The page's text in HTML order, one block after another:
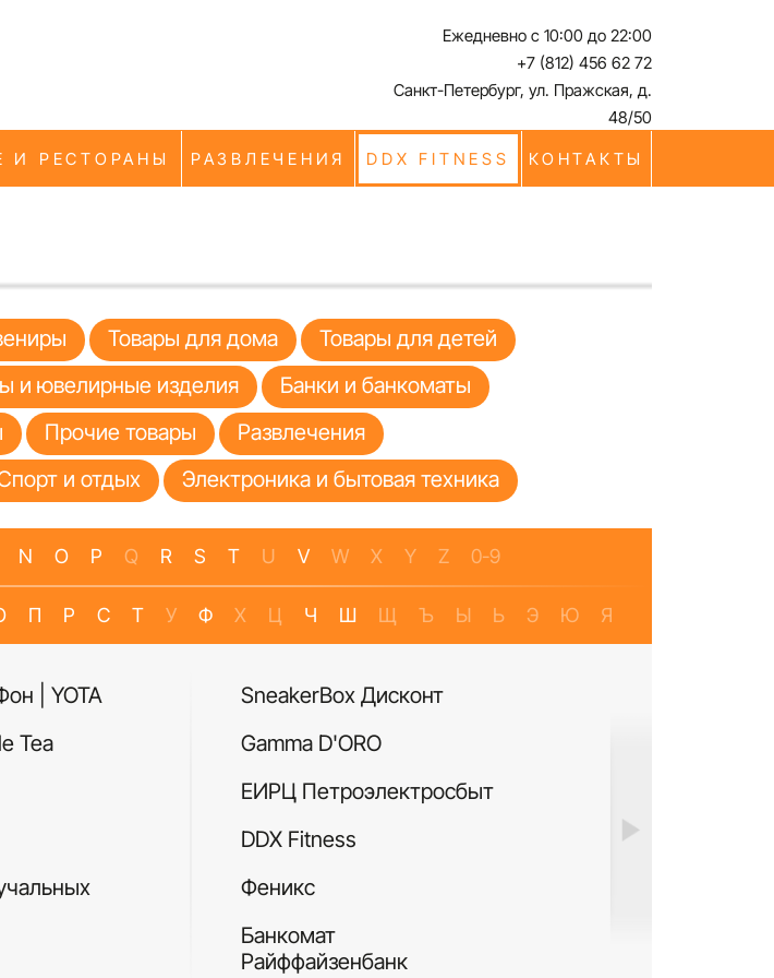
Ежедневно с 10:00 до 22:00
+7 (812) 456 62 72
Санкт-Петербург, ул. Пражская, д.
48/50
И РЕСТОРАНЫ РАЗВЛЕЧЕНИЯ DDX FITNESS КОНТАКТЫ
Товары для дома
Товары для детей
и ювелирные изделия
Банки и банкоматы
Прочие товары
Развлечения
и отдых Электроника и бытовая техника
N O P Q R S T U V W X Y Z 0-9
П Р С Т У Ф Х Ц Ч Ш Щ Ъ Ы Ь Э Ю Я
| YOTA
Tea
SneakerBox Дисконт
Gamma D'ORO
ЕИРЦ Петроэлектросбыт
DDX Fitness
Феникс
Банкомат
Райффайзенбанк
Си Виф